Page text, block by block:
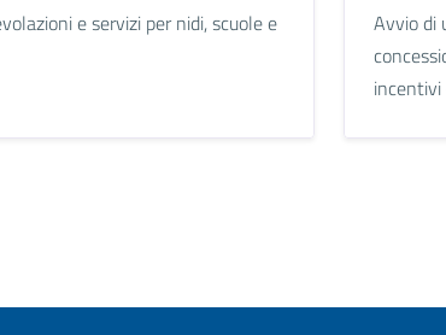
e servizi per nidi, scuole e
Avvio di
incentivi